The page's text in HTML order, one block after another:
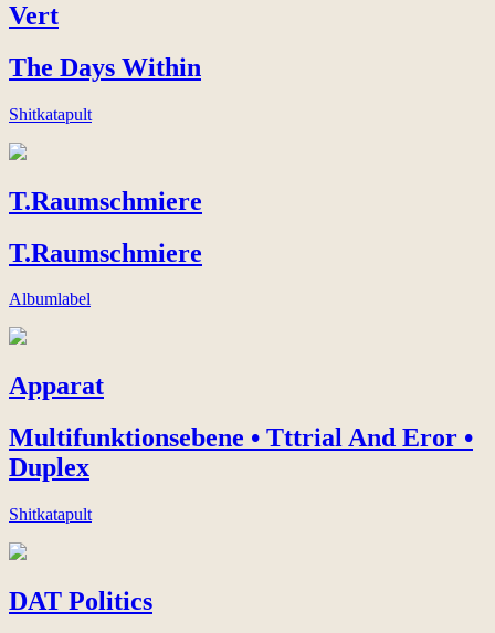
Vert
The Days Within
Shitkatapult
T.Raumschmiere
T.Raumschmiere
Albumlabel
Apparat
Multifunktionsebene • Tttrial And Eror •
Duplex
Shitkatapult
DAT Politics